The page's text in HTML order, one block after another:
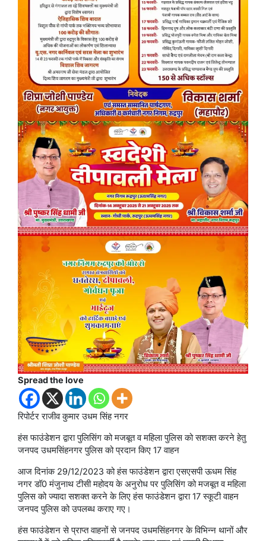
Spread the love
रिपोर्टर राजीव कुमार उधम सिंह नगर
हंस फाउंडेशन द्वारा पुलिसिंग को मजबूत व महिला पुलिस को सशक्त करने हेतु
जनपद उधमसिंहनगर पुलिस को प्रदान किए 17 वाहन
आज दिनांक 29/12/2023 को हंस फाउंडेशन द्वारा एसएसपी ऊधम सिंह
नगर डॉ0 मंजुनाथ टीसी महोदय के अनुरोध पर पुलिसिंग को मजबूत व महिला
पुलिस को ज्यादा सशक्त करने के लिए हंस फाउंडेशन द्वारा 17 स्कूटी वाहन
जनपद पुलिस को उपलब्ध कराए गए।
हंस फाउंडेशन से प्राप्त वाहनों से जनपद उधमसिंहनगर के विभिन्न थानों और